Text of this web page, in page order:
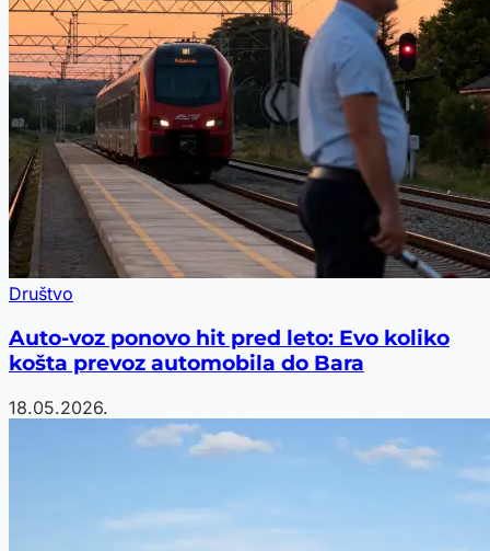
Društvo
Auto-voz ponovo hit pred leto: Evo koliko
košta prevoz automobila do Bara
18.05.2026.